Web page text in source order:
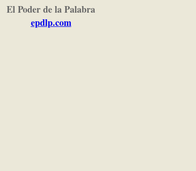
El Poder de la Palabra
epdlp.com